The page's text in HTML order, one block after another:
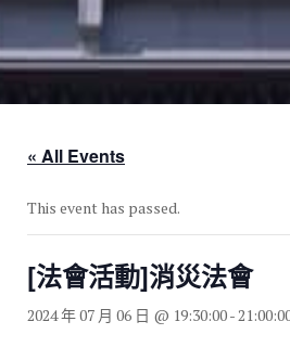
« All Events
This event has passed.
[法會活動]消災法會
2024 年 07 月 06 日 @ 19:30:00-